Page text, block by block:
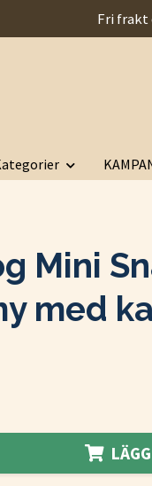
Fri frakt
Mini
med